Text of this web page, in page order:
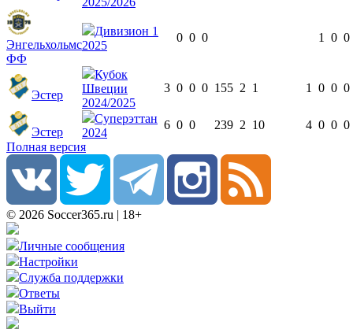
Энгельхольмс
ФФ
Дивизион 1
2025
0 0 0 1 0 0
Эстер
Кубок
Швеции
2024/2025
3 0 0 0 155 2 1 1 0 0 0
Эстер
Суперэттан
2024
6 0 0 239 2 10 4 0 0 0
Полная версия
© 2026 Soccer365.ru | 18+
Личные сообщения
Настройки
Служба поддержки
Ответы
Выйти